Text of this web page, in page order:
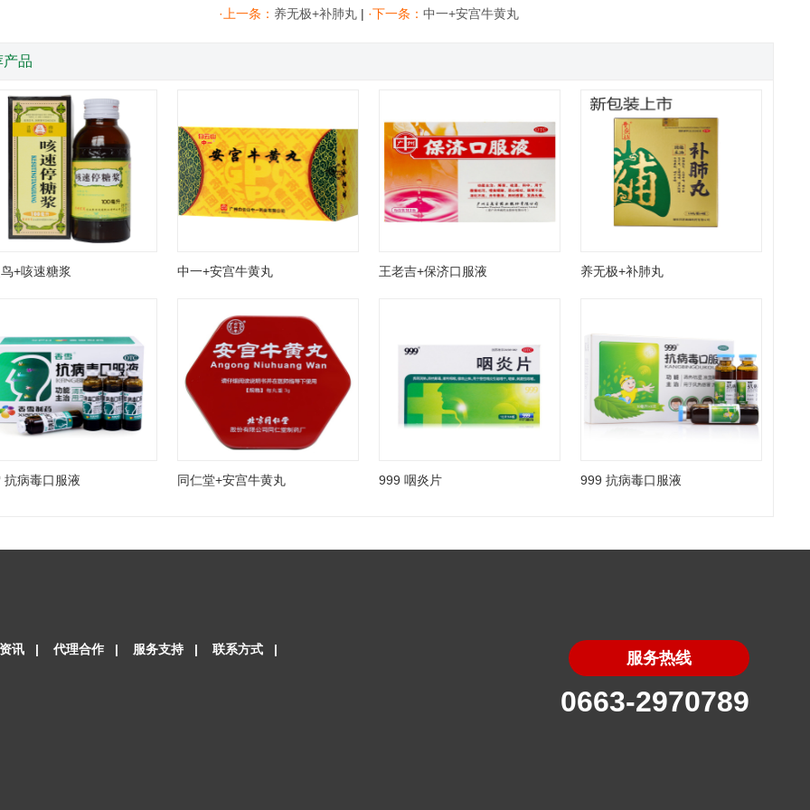
·上一条： 养无极+补肺丸 | ·下一条： 中一+安宫牛黄丸
产品
+咳速糖浆 中一+安宫牛黄丸 王老吉+保济口服液 养无极+补肺丸
抗病毒口服液 同仁堂+安宫牛黄丸 999 咽炎片 999 抗病毒口服液
讯 |代理合作 | 服务支持 |联系方式 | 服务热线
0663-2970789